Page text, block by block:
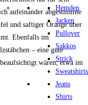
Hemden
Jacken
Pullover
Sakkos
Strick
Sweatshirts
Jeans
Shirts
aufeinander abgestimmte
und saftiger Orange über
Ebenfalls im
– eine gute
wären, etwa im